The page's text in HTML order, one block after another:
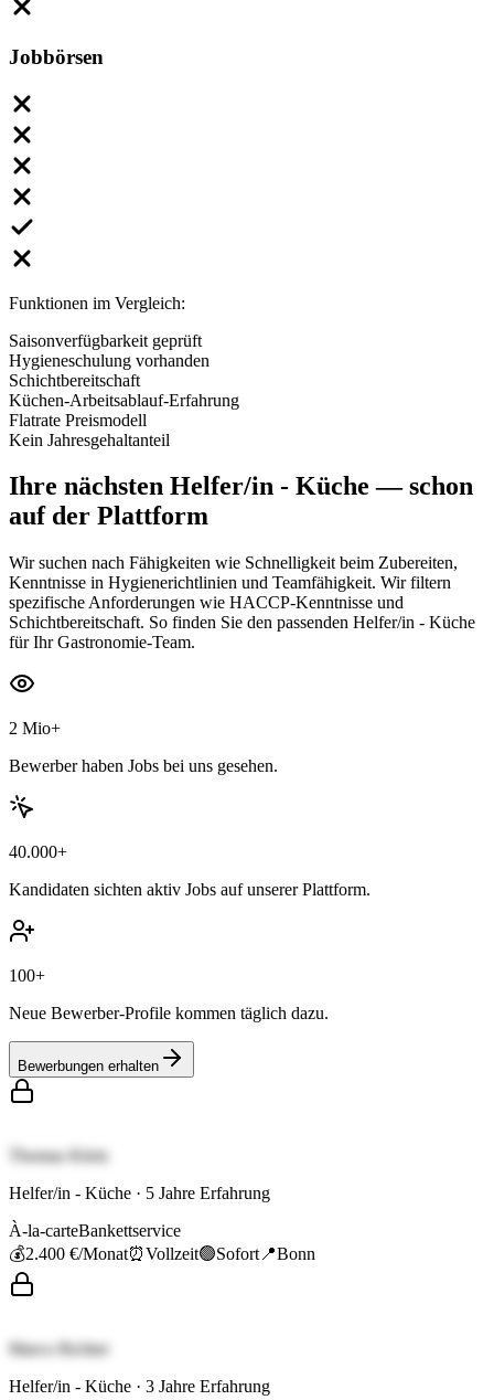
Jobbörsen
Funktionen im Vergleich:
Saisonverfügbarkeit geprüft
Hygieneschulung vorhanden
Schichtbereitschaft
Küchen-Arbeitsablauf-Erfahrung
Flatrate Preismodell
Kein Jahresgehaltanteil
Ihre nächsten Helfer/in - Küche — schon
auf der Plattform
Wir suchen nach Fähigkeiten wie Schnelligkeit beim Zubereiten,
Kenntnisse in Hygienerichtlinien und Teamfähigkeit. Wir filtern
spezifische Anforderungen wie HACCP-Kenntnisse und
Schichtbereitschaft. So finden Sie den passenden Helfer/in - Küche
für Ihr Gastronomie-Team.
2 Mio+
Bewerber haben Jobs bei uns gesehen.
40.000+
Kandidaten sichten aktiv Jobs auf unserer Plattform.
100+
Neue Bewerber-Profile kommen täglich dazu.
Bewerbungen erhalten
Thomas Klein
Helfer/in - Küche · 5 Jahre Erfahrung
À-la-carteBankettservice
💰2.400 €/Monat⏰Vollzeit🟢Sofort 📍Bonn
Marco Richter
Helfer/in - Küche · 3 Jahre Erfahrung